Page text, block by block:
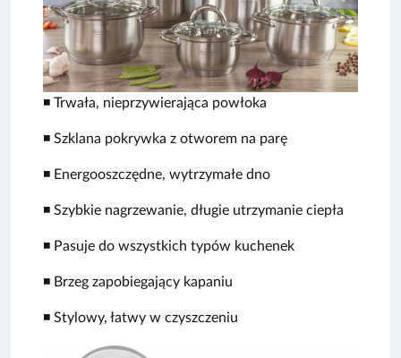
◾️ Trwała, nieprzywierająca powłoka
◾️ Szklana pokrywka z otworem na parę
◾️ Energooszczędne, wytrzymałe dno
◾️ Szybkie nagrzewanie, długie utrzymanie ciepła
◾️ Pasuje do wszystkich typów kuchenek
◾️ Brzeg zapobiegający kapaniu
◾️ Stylowy, łatwy w czyszczeniu